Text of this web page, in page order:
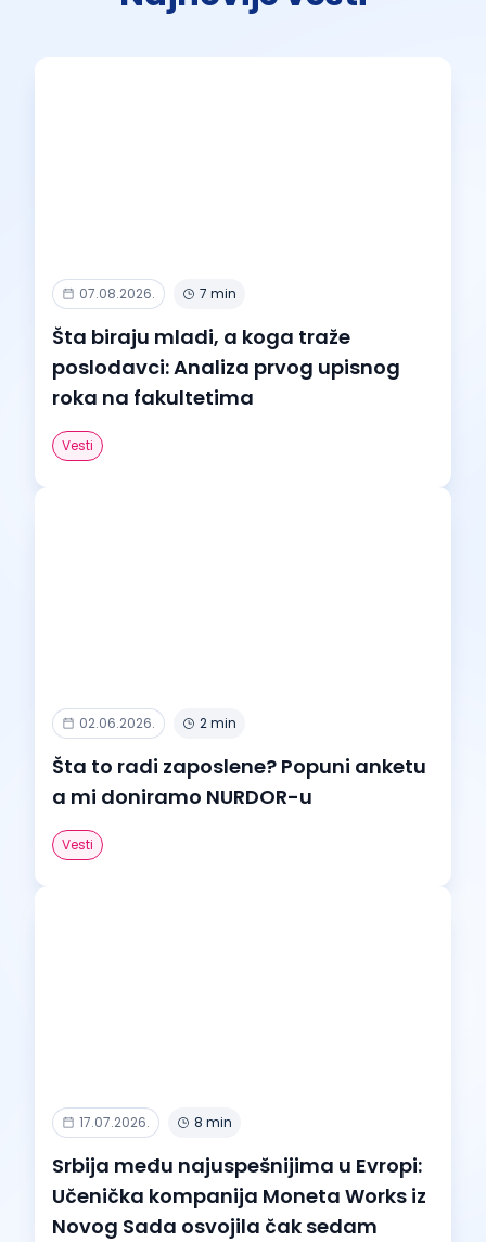
07.08.2026. 7 min
Šta biraju mladi, a koga traže
poslodavci: Analiza prvog upisnog
roka na fakultetima
Vesti
02.06.2026. 2 min
Šta to radi zaposlene? Popuni anketu
a mi doniramo NURDOR-u
Vesti
17.07.2026. 8 min
Srbija među najuspešnijima u Evropi:
Učenička kompanija Moneta Works iz
Novog Sada osvojila čak sedam